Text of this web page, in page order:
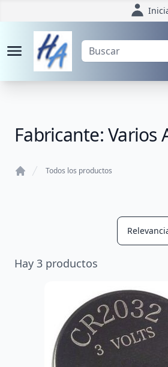
Fabricante: Varios
Todos los productos
Hay 3 productos